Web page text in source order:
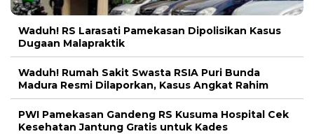
Waduh! RS Larasati Pamekasan Dipolisikan Kasus
Dugaan Malapraktik
Waduh! Rumah Sakit Swasta RSIA Puri Bunda
Madura Resmi Dilaporkan, Kasus Angkat Rahim
PWI Pamekasan Gandeng RS Kusuma Hospital Cek
Kesehatan Jantung Gratis untuk Kades